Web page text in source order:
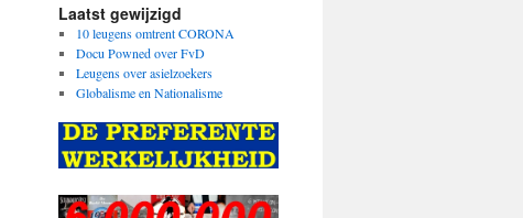
Laatst gewijzigd
10 leugens omtrent CORONA
Docu Powned over FvD
Leugens over asielzoekers
Globalisme en Nationalisme